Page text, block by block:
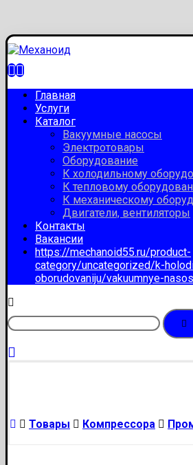
Главная
Услуги
Каталог
Вакуумные насосы
Электротовары
Оборудование
К холодильному
К тепловому
К механическому
Двигатели, вентиляторы
Контакты
Вакансии
https://mechanoid55.ru/product-
category/uncategorized/k-
oborudovaniju/vakuumnye-
Товары Компрессора